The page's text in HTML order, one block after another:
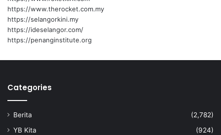
n
a
r
https://www.therocket.com.my
https://selangorkini.my
https://ideselangor.com/
https://penanginstitute.org
Categories
Berita
(2,782)
YB Kita
(924)